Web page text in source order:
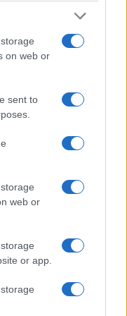
on web or
sent to
web or
or app.
Mar Caribe, a
encuentra Isla
acceso hoy en
para el
Isla Mujeres,
mujeres, era
parto. Hoy en día,
Cancún para
o hacer
o